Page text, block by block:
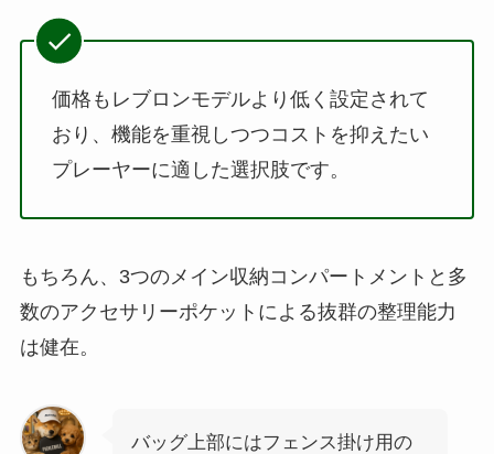
価格もレブロンモデルより低く設定されて
おり、機能を重視しつつコストを抑えたい
プレーヤーに適した選択肢です。
もちろん、3つのメイン収納コンパートメントと多
数のアクセサリーポケットによる抜群の整理能力
は健在。
バッグ上部にはフェンス掛け用の